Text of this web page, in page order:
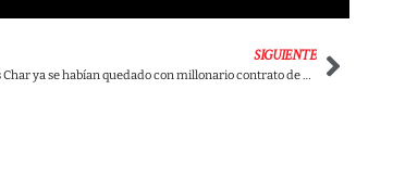
SIGUIENTE
Los Char ya se habían quedado con millonario contrato de medicamentos en el año 2020.